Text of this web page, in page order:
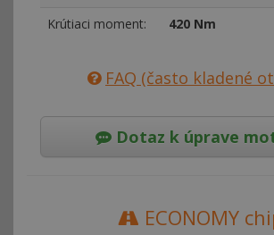
Krútiaci moment:
420 Nm
FAQ (často kladené
Dotaz k úprave
ECONOMY